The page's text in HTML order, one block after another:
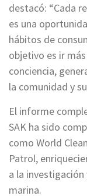
destacó: “Cada
es una
hábitos de
objetivo es ir
conciencia,
la comunidad y
El informe
SAK ha sido
como World
Patrol,
a la
marina.